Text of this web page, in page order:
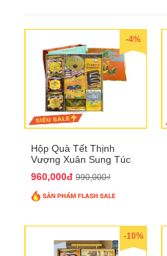
-4%
Hộp Quà Tết Thịnh
Vượng Xuân Sung Túc
960,000đ 990,000₫
-10%